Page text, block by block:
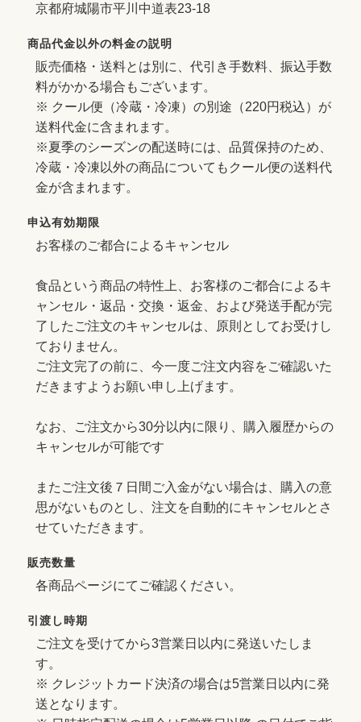
京都府城陽市平川中道表23-18
商品代金以外の料金の説明
販売価格・送料とは別に、代引き手数料、振込手数
料がかかる場合もございます。
※ クール便（冷蔵・冷凍）の別途（220円税込）が
送料代金に含まれます。
※夏季のシーズンの配送時には、品質保持のため、
冷蔵・冷凍以外の商品についてもクール便の送料代
金が含まれます。
申込有効期限
お客様のご都合によるキャンセル
食品という商品の特性上、お客様のご都合によるキ
ャンセル・返品・交換・返金、および発送手配が完
了したご注文のキャンセルは、原則としてお受けし
ておりません。
ご注文完了の前に、今一度ご注文内容をご確認いた
だきますようお願い申し上げます。
なお、ご注文から30分以内に限り、購入履歴からの
キャンセルが可能です
またご注文後７日間ご入金がない場合は、購入の意
思がないものとし、注文を自動的にキャンセルとさ
せていただきます。
販売数量
各商品ページにてご確認ください。
引渡し時期
ご注文を受けてから3営業日以内に発送いたしま
す。
※ クレジットカード決済の場合は5営業日以内に発
送となります。